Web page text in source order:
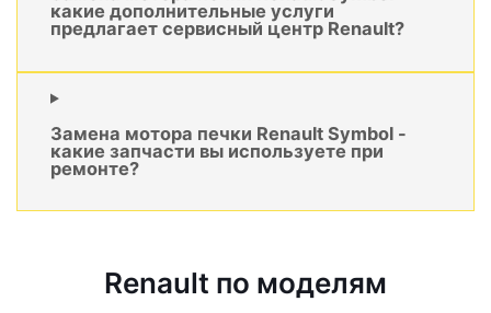
какие дополнительные услуги
предлагает сервисный центр Renault?
Замена мотора печки Renault Symbol -
какие запчасти вы используете при
ремонте?
Renault по моделям